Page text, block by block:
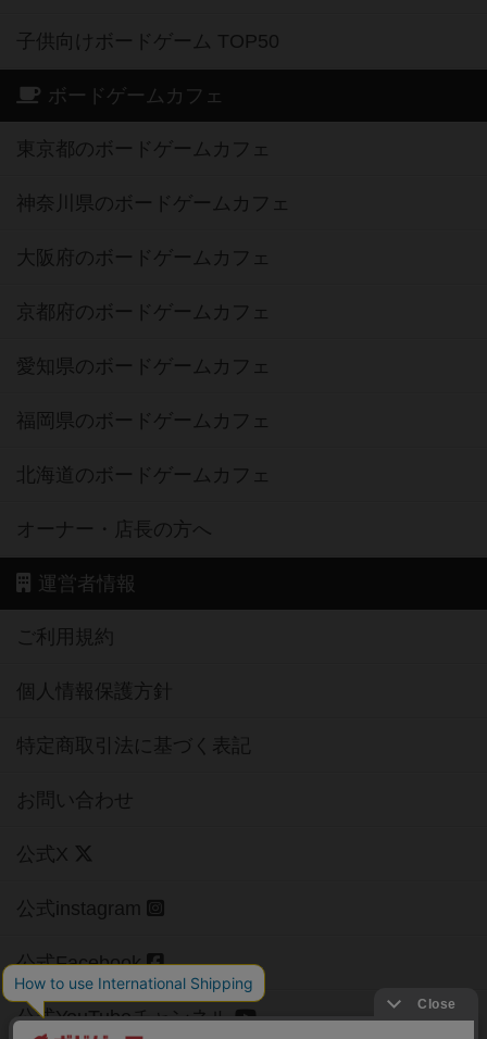
子供向けボードゲーム TOP50
ボードゲームカフェ
東京都のボードゲームカフェ
神奈川県のボードゲームカフェ
大阪府のボードゲームカフェ
京都府のボードゲームカフェ
愛知県のボードゲームカフェ
福岡県のボードゲームカフェ
北海道のボードゲームカフェ
オーナー・店長の方へ
運営者情報
ご利用規約
個人情報保護方針
特定商取引法に基づく表記
お問い合わせ
公式X
公式instagram
公式Facebook
公式YouTubeチャンネル